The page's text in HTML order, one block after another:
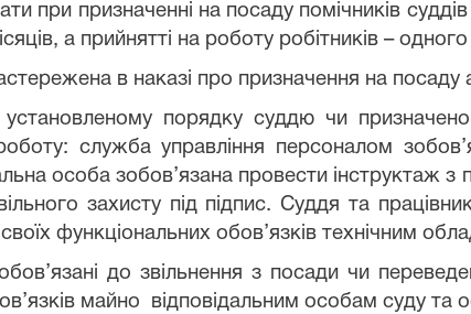
призначенні на посаду помічників суддів
а прийнятті на роботу робітників –
в наказі про призначення на посаду
порядку суддю чи
служба управління персоналом
особа зобов’язана провести інструктаж
захисту під підпис. Суддя та
функціональних обов’язків технічним
до звільнення з посади чи
майно відповідальним особам суду